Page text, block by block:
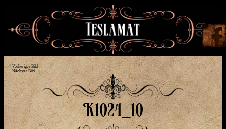
Vorheriges Bild
Nächstes Bild
K1024_10